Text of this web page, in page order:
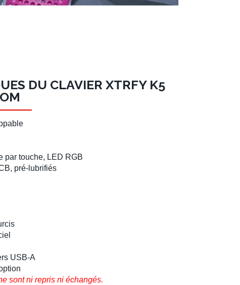
DU CLAVIER XTRFY K5
par touche, LED RGB
pré-lubrifiés
USB-A
sont ni repris ni échangés.